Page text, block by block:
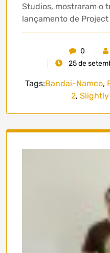
Studios, mostraram o
lançamento de Project
0
25 de
Tags:Bandai-Namco,
2, Slightly